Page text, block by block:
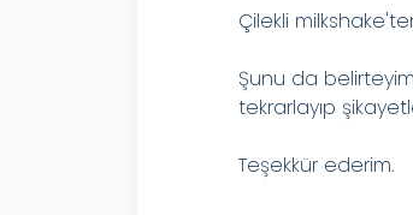
Çilekli
Şunu da
tekrarlayıp
Teşekkür ederim.